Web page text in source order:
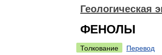
Геологическая
ФЕНОЛЫ
Толкование
Перевод